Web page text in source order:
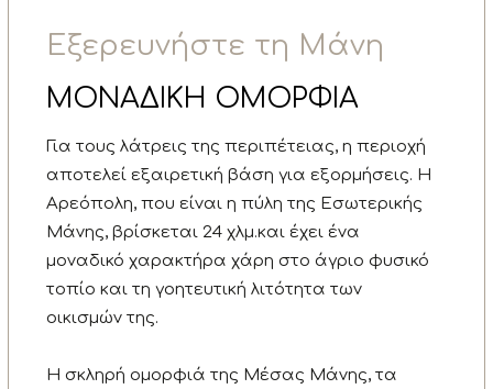
Εξερευνήστε τη Μάνη
ΜΟΝΑΔΙΚΗ ΟΜΟΡΦΙΑ
Για τους λάτρεις της περιπέτειας, η περιοχή
αποτελεί εξαιρετική βάση για εξορμήσεις. Η
Αρεόπολη, που είναι η πύλη της Εσωτερικής
Μάνης, βρίσκεται 24 χλμ.και έχει ένα
μοναδικό χαρακτήρα χάρη στο άγριο φυσικό
τοπίο και τη γοητευτική λιτότητα των
οικισμών της.
Η σκληρή ομορφιά της Μέσας Μάνης, τα